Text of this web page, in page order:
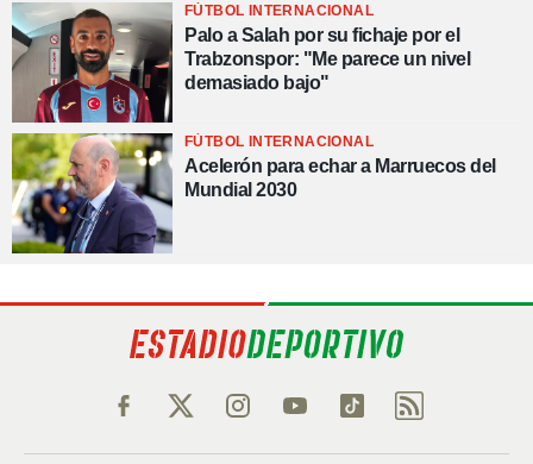
FÚTBOL INTERNACIONAL
Palo a Salah por su fichaje por el
Trabzonspor: "Me parece un nivel
demasiado bajo"
FÚTBOL INTERNACIONAL
Acelerón para echar a Marruecos del
Mundial 2030